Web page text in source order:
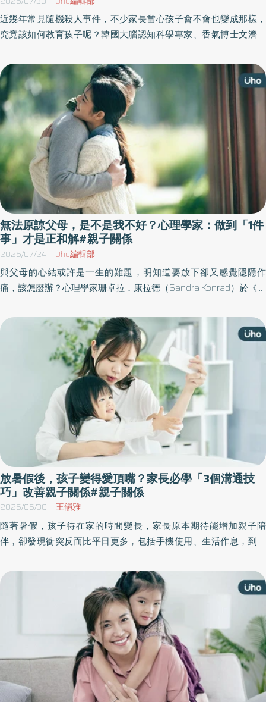
近幾年常見隨機殺人事件，不少家長當心孩子會不會也變成那樣，
究竟該如何教育孩子呢？韓國大腦認知科學專家、香氣博士文濟一
情緒、學習、人際關係與病痛，讓你窺探大腦與嗅覺的連動關係，
擺脫生活焦慮。
無法原諒父母，是不是我不好？心理學家：做到「1件
事」才是正和解#親子關係
2026/07/24 Uho編輯部
與父母的心結或許是一生的難題，明知道要放下卻又感覺隱隱作
痛，該怎麼辦？心理學家珊卓拉．康拉德（Sandra Konrad）於《不
讀者解開心中的糾結，療癒跨代創傷，為親子關係找到一條清晰可
走的路，所有的人際關係也會因此受惠。以下為原書摘文：
放暑假後，孩子變得愛頂嘴？家長必學「3個溝通技
巧」改善親子關係#親子關係
2026/06/30 王韻雅
隨著暑假，孩子待在家的時間變長，家長原本期待能增加親子陪
伴，卻發現衝突反而比平日更多，包括手機使用、生活作息，到課
表示，親子相處難免會有衝突，建議透過3個溝通技巧，用傾聽代替
爭吵，親子關係也會慢慢變得更靠近。